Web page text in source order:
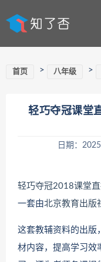
首页 > 八年级 >
轻巧夺冠课堂
日期：
轻巧夺冠2018课堂
一套由北京教育出版
这套教辅资料的出版
材内容，提高学习效